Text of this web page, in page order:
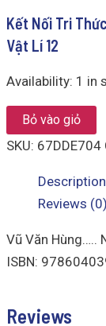
Kết Nối Tri
Vật Lí 12
Availability: 1 in
quantity
Bỏ vào giỏ
SKU: 67DDE704
Description
Reviews (0)
Vũ Văn Hùng…..
ISBN:
Reviews